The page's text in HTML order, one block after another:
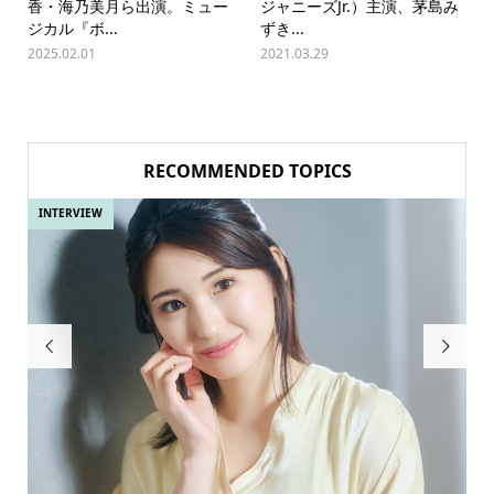
香・海乃美月ら出演。ミュー
ジカル『ボ...
2025.02.01
ジャニーズJr.）主演、茅島み
ずき...
2021.03.29
RECOMMENDED TOPICS

INTERVIEW
